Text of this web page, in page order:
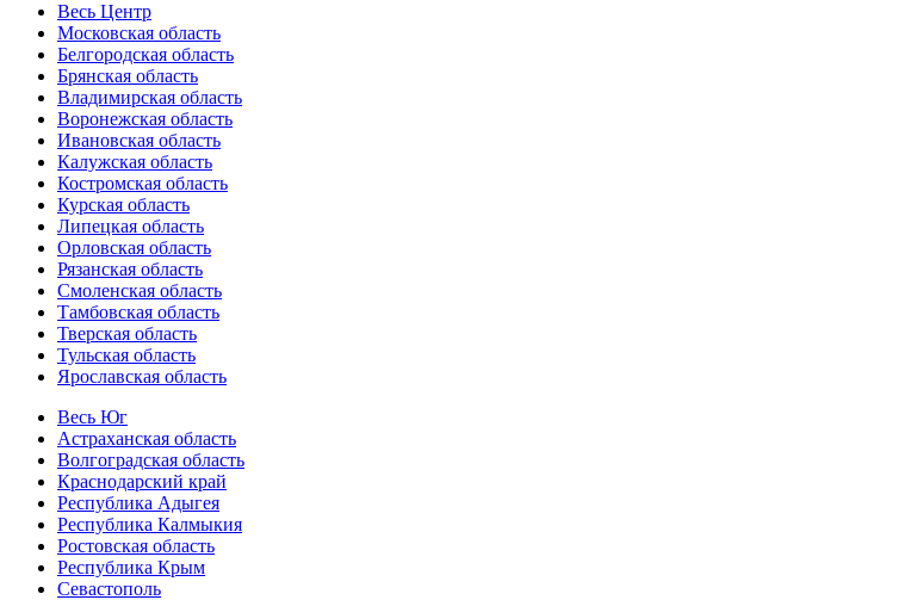
Весь Центр
Московская область
Белгородская область
Брянская область
Владимирская область
Воронежская область
Ивановская область
Калужская область
Костромская область
Курская область
Липецкая область
Орловская область
Рязанская область
Смоленская область
Тамбовская область
Тверская область
Тульская область
Ярославская область
Весь Юг
Астраханская область
Волгоградская область
Краснодарский край
Республика Адыгея
Республика Калмыкия
Ростовская область
Республика Крым
Севастополь